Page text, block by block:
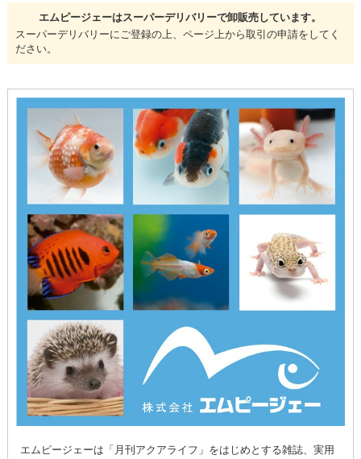
エムピージェーはスーパーデリバリーで卸販売しています。
スーパーデリバリーにご登録の上、ページ上から取引の申請をしてく
ださい。
エムピージェーは「月刊アクアライフ」をはじめとする雑誌、実用